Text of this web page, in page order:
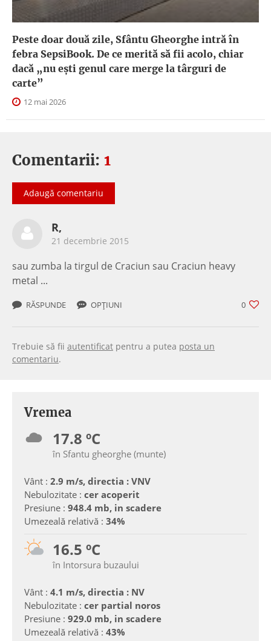
Peste doar două zile, Sfântu Gheorghe intră în
febra SepsiBook. De ce merită să fii acolo, chiar
dacă „nu ești genul care merge la târguri de
carte”
12 mai 2026
Comentarii: 1
Adaugă comentariu
R,
21 decembrie 2015
sau zumba la tirgul de Craciun sau Craciun heavy
metal ...
0
RĂSPUNDE OPȚIUNI
Trebuie să fii autentificat pentru a putea posta un
comentariu.
Vremea
17.8 ºC
în Sfantu gheorghe (munte)
Vânt : 2.9 m/s, directia : VNV
Nebulozitate : cer acoperit
Presiune : 948.4 mb, in scadere
Umezeală relativă : 34%
16.5 ºC
în Intorsura buzaului
Vânt : 4.1 m/s, directia : NV
Nebulozitate : cer partial noros
Presiune : 929.0 mb, in scadere
Umezeală relativă : 43%